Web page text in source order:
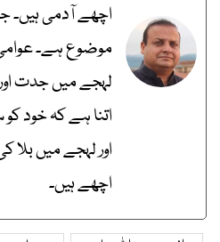
اچھے آدمی ہیں۔
موضوع ہے۔ عوامی
لہجے میں جدت
اتنا ہے کہ خود کو
اور لہجے میں
اچھے ہیں۔